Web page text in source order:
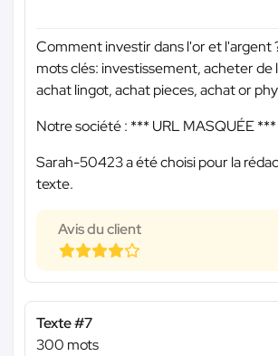
Comment investir dans l'or et l'argent
mots clés: investissement, acheter de
achat lingot, achat pieces, achat or
Notre société : *** URL MASQUÉE ***
Sarah-50423 a été choisi pour la
texte.
Avis du client
Texte #7
300 mots